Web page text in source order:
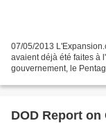
07/05/2013
avaient déjà été faites à
gouvernement, le
DOD Report